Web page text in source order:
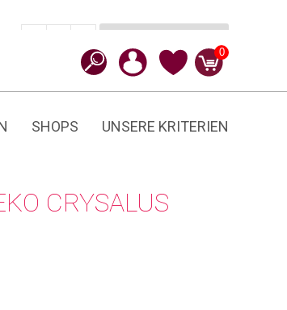
0
SHOPS UNSERE KRITERIEN
CRYSALUS